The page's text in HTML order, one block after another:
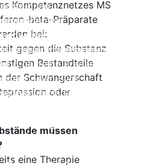
und Therapiekontrolle
gestellte Fragen
auf einen Blick
(Mavenclad®)
und Therapiekontrolle
primär progredienten
und
Kompetenznetzes MS
beta-Präparate
bei:
gegen die Substanz
Bestandteile
der Schwangerschaft
oder
müssen
eine Therapie